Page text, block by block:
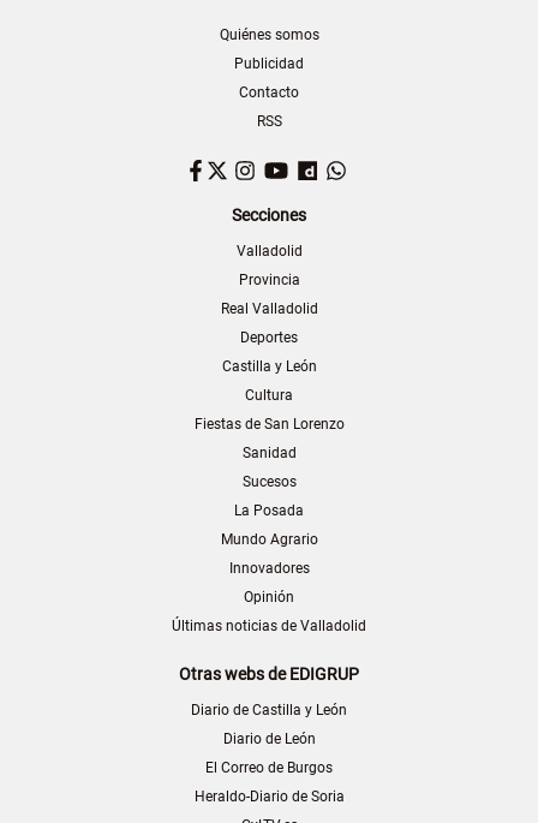
Quiénes somos
Publicidad
Contacto
RSS
Facebook
TwitterInstagram
YouTubeDailymotion
Secciones
Valladolid
Provincia
Real Valladolid
Deportes
Castilla y León
Cultura
Fiestas de San Lorenzo
Sanidad
Sucesos
La Posada
Mundo Agrario
Innovadores
Opinión
Últimas noticias de Valladolid
Otras webs de EDIGRUP
Diario de Castilla y León
Diario de León
El Correo de Burgos
Heraldo-Diario de Soria